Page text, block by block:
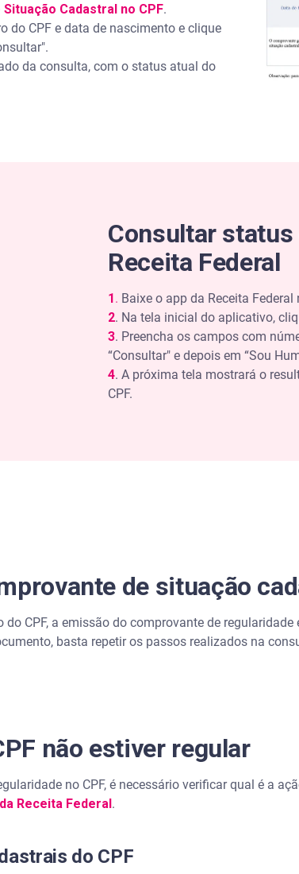
Cadastral no CPF.
do CPF e data de nascimento e clique
da consulta, com o status atual do
Consultar status
Receita Federal
1. Baixe o app da Receita
2. Na tela inicial do aplicativo,
3. Preencha os campos com
“Consultar" e depois em “Sou
4. A próxima tela mostrará o
CPF.
de situação
CPF, a emissão do comprovante de
basta repetir os passos realizados na
não estiver regular
no CPF, é necessário verificar qual é a
Receita Federal.
do CPF